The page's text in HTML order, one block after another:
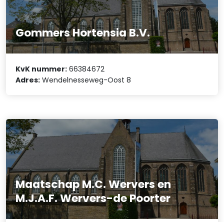
Gommers Hortensia B.V.
KvK nummer: 66384672
Adres: Wendelnesseweg-Oost 8
Maatschap M.C. Wervers en
M.J.A.F. Wervers-de Poorter